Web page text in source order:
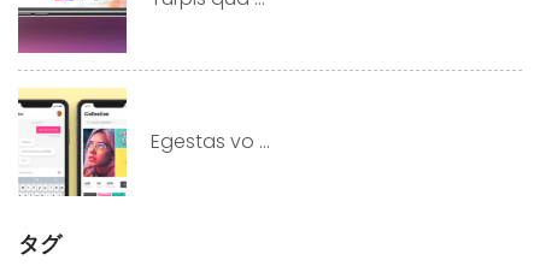
Egestas vo ...
タグ